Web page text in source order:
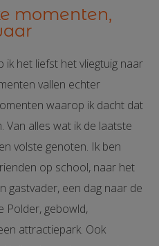
momenten,
het liefst het vliegtuig naar
vallen echter
waarop ik dacht dat
Van alles wat ik de laatste
volste genoten. Ik ben
op school, naar het
gastvader, een dag naar de
Polder, gebowld,
attractiepark. Ook